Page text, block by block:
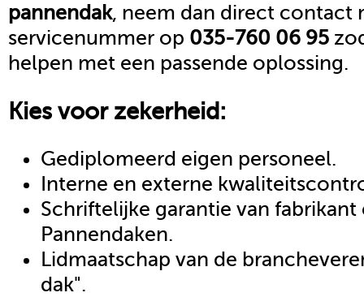
pannendak, neem dan direct contact
servicenummer op 035-760 06 95
helpen met een passende oplossing.
Kies voor zekerheid:
Gediplomeerd eigen personeel.
Interne en externe
Schriftelijke garantie van fabrikant
Pannendaken.
Lidmaatschap van de
dak".